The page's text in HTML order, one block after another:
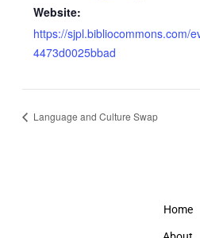
Website:
https://sjpl.bibliocommons.com/
4473d0025bbad
Language and Culture Swap
Home